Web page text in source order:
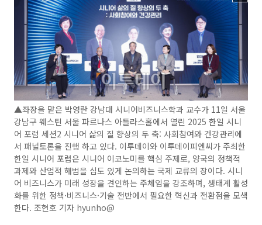
▲좌장을 맡은 박영란 강남대 시니어비즈니스학과 교수가 11일 서울
강남구 웨스틴 서울 파르나스 아틀라스홀에서 열린 2025 한일 시니
어 포럼 세션2 시니어 삶의 질 향상의 두 축: 사회참여와 건강관리에
서 패널토론을 진행 하고 있다. 이투데이와 이투데이피엔씨가 주최한
한일 시니어 포럼은 시니어 이코노미를 핵심 주제로, 양국의 정책적
과제와 산업적 해법을 심도 있게 논의하는 국제 교류의 장이다. 시니
어 비즈니스가 미래 성장을 견인하는 주체임을 강조하며, 생태계 활성
화를 위한 정책·비즈니스·기술 전반에서 필요한 혁신과 전환점을 모색
한다. 조현호 기자 hyunho@